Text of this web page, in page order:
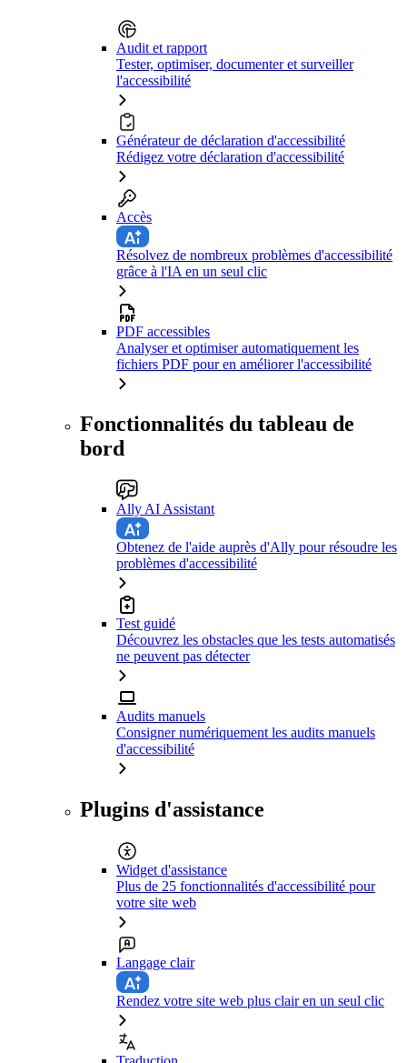
Audit et rapport
Tester, optimiser, documenter et surveiller
l'accessibilité
Générateur de déclaration d'accessibilité
Rédigez votre déclaration d'accessibilité
Accès
Résolvez de nombreux problèmes d'accessibilité
grâce à l'IA en un seul clic
PDF accessibles
Analyser et optimiser automatiquement les
fichiers PDF pour en améliorer l'accessibilité
Fonctionnalités du tableau de
bord
Ally AI Assistant
Obtenez de l'aide auprès d'Ally pour résoudre les
problèmes d'accessibilité
Test guidé
Découvrez les obstacles que les tests automatisés
ne peuvent pas détecter
Audits manuels
Consigner numériquement les audits manuels
d'accessibilité
Plugins d'assistance
Widget d'assistance
Plus de 25 fonctionnalités d'accessibilité pour
votre site web
Langage clair
Rendez votre site web plus clair en un seul clic